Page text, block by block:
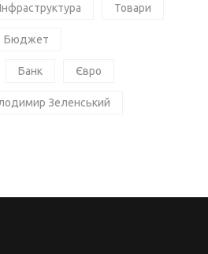
Інфраструктура Товари
Бюджет
Банк Євро
Зеленський